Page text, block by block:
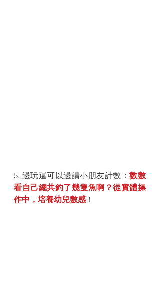
5. 邊玩還可以邊請小朋友計數：數數
看自己總共釣了幾隻魚啊？從實體操
作中，培養幼兒數感！